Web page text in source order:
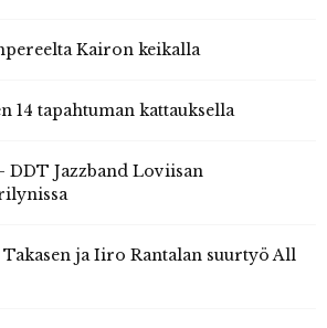
Kairon keikalla
14 tapahtuman kattauksella
DDT Jazzband Loviisan
ja Iiro Rantalan suurtyö All